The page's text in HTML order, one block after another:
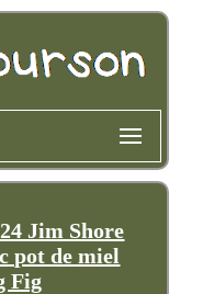
Jim Shore
pot de miel
Fig